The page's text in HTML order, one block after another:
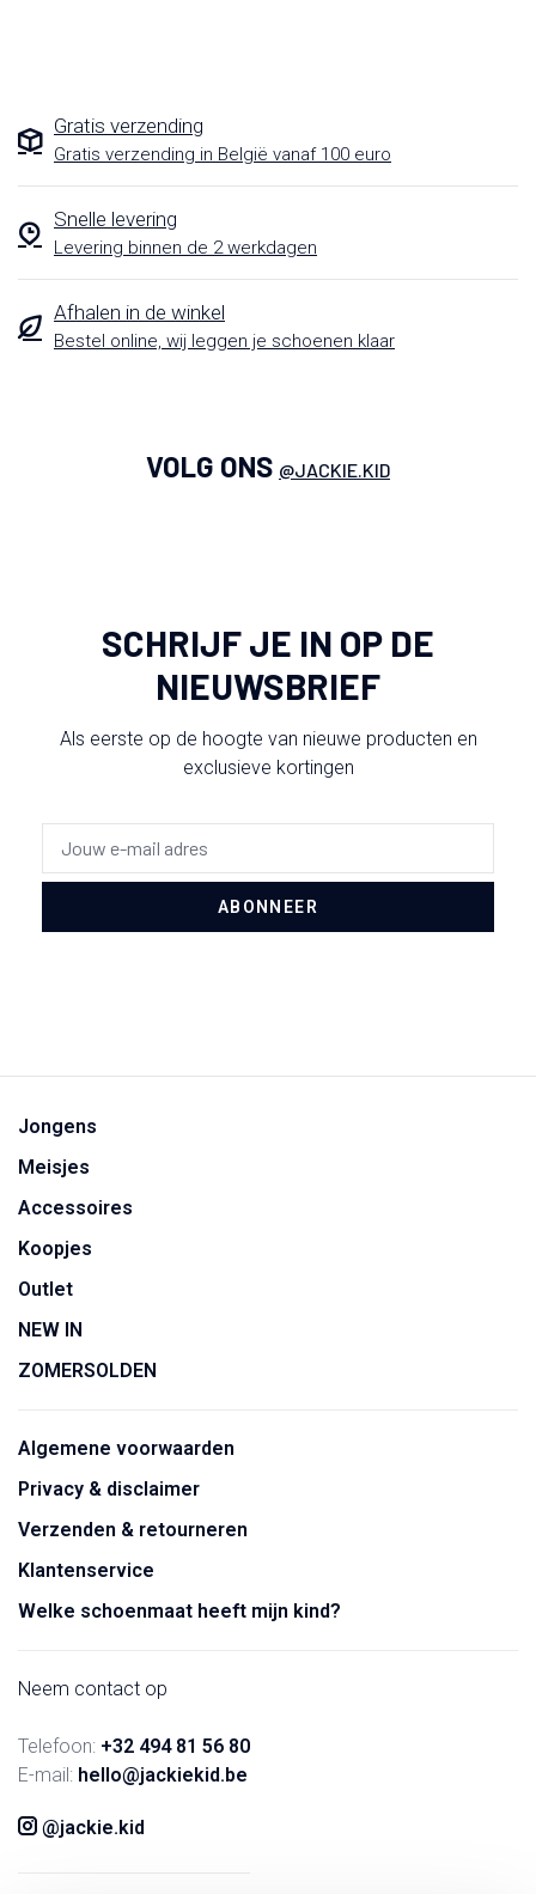
Gratis verzending
Gratis verzending in België vanaf 100 euro
Snelle levering
Levering binnen de 2 werkdagen
Afhalen in de winkel
Bestel online, wij leggen je schoenen klaar
VOLG ONS @JACKIE.KID
SCHRIJF JE IN OP DE
NIEUWSBRIEF
Als eerste op de hoogte van nieuwe producten en
exclusieve kortingen
ABONNEER
Jongens
Meisjes
Accessoires
Koopjes
Outlet
NEW IN
ZOMERSOLDEN
Algemene voorwaarden
Privacy & disclaimer
Verzenden & retourneren
Klantenservice
Welke schoenmaat heeft mijn kind?
Neem contact op
Telefoon: +32 494 81 56 80
E-mail: hello@jackiekid.be
@jackie.kid